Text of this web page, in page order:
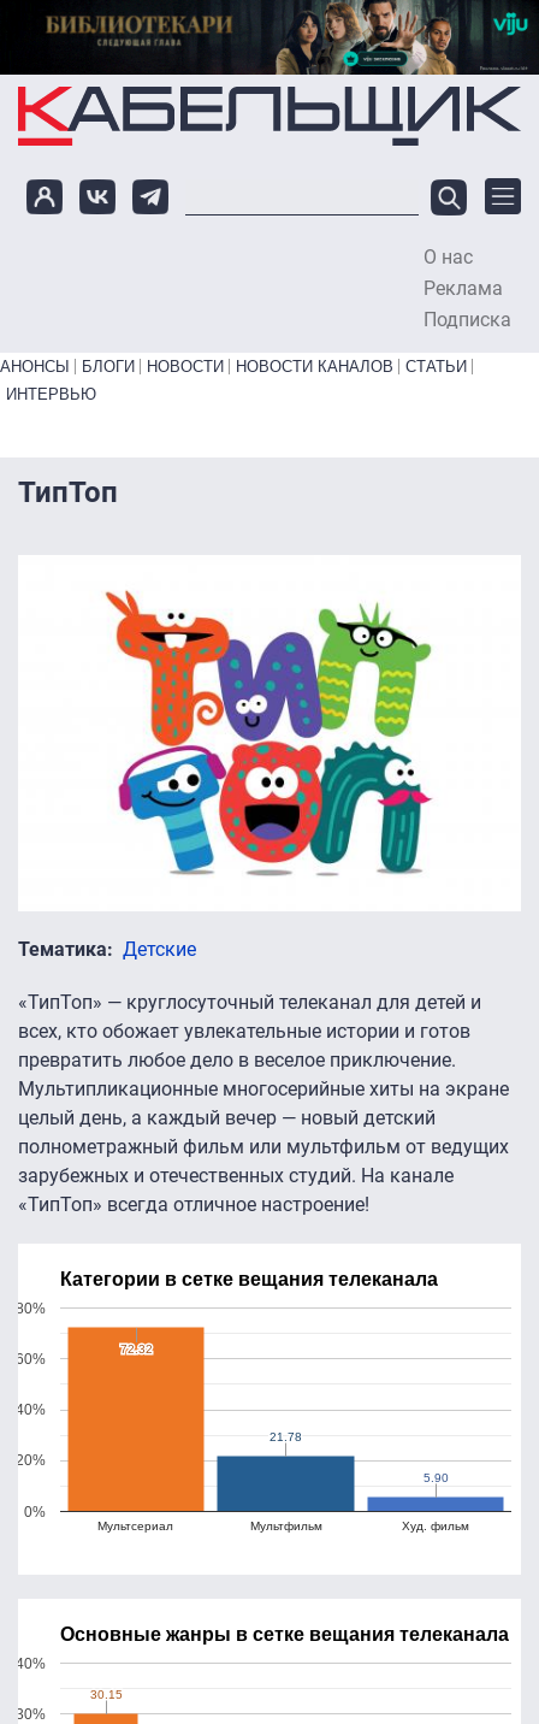
Перейти к основному содержанию
О нас
Реклама
Подписка
Primary links bottom
АНОНСЫ БЛОГИ НОВОСТИ НОВОСТИ КАНАЛОВ
СТАТЬИ
ИНТЕРВЬЮ
ТипТоп
Тематика Детские
«ТипТоп» — круглосуточный телеканал для детей и
всех, кто обожает увлекательные истории и готов
превратить любое дело в веселое приключение.
Мультипликационные многосерийные хиты на экране
целый день, а каждый вечер — новый детский
полнометражный фильм или мультфильм от ведущих
зарубежных и отечественных студий. На канале
«ТипТоп» всегда отличное настроение!
Категории в сетке вещания телеканала
Мультсериал Мультфильм Худ. фильм
0%
20%
40%
60%
80%
72.32
72.32
21.78
21.78
5.90
5.90
Основные жанры в сетке вещания телеканала
30%
40%
30.15
30.15